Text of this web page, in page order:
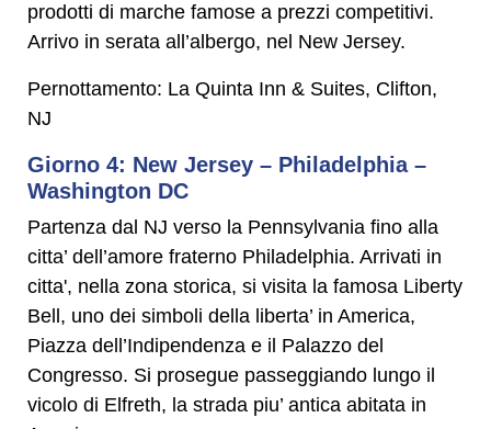
prodotti di marche famose a prezzi competitivi.
Arrivo in serata all’albergo, nel New Jersey.
Pernottamento: La Quinta Inn & Suites, Clifton,
NJ
Giorno 4: New Jersey – Philadelphia –
Washington DC
Partenza dal NJ verso la Pennsylvania fino alla
citta’ dell’amore fraterno Philadelphia. Arrivati in
citta', nella zona storica, si visita la famosa Liberty
Bell, uno dei simboli della liberta’ in America,
Piazza dell’Indipendenza e il Palazzo del
Congresso. Si prosegue passeggiando lungo il
vicolo di Elfreth, la strada piu’ antica abitata in